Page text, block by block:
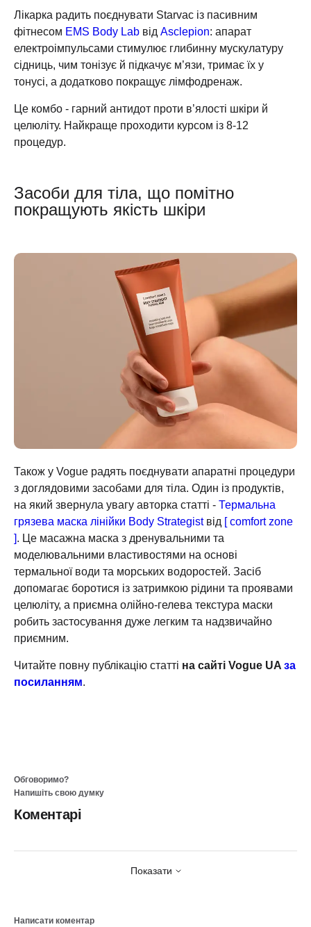
Лікарка радить поєднувати Starvac із пасивним
фітнесом EMS Body Lab від Asclepion: апарат
електроімпульсами стимулює глибинну мускулатуру
сідниць, чим тонізує й підкачує м’язи, тримає їх у
тонусі, а додатково покращує лімфодренаж.
Це комбо - гарний антидот проти в’ялості шкіри й
целюліту. Найкраще проходити курсом із 8-12
процедур.
Засоби для тіла, що помітно
покращують якість шкіри
Також у Vogue радять поєднувати апаратні процедури
з доглядовими засобами для тіла. Один із продуктів,
на який звернула увагу авторка статті - Термальна
грязева маска лінійки Body Strategistвід [ comfort zone
]. Це масажна маска з дренувальними та
моделювальними властивостями на основі
термальної води та морських водоростей. Засіб
допомагає боротися із затримкою рідини та проявами
целюліту, а приємна олійно-гелева текстура маски
робить застосування дуже легким та надзвичайно
приємним.
Читайте повну публікацію статті на сайті Vogue UA за
посиланням.
Обговоримо?
Напишіть свою думку
Коментарі
Показати
Написати коментар